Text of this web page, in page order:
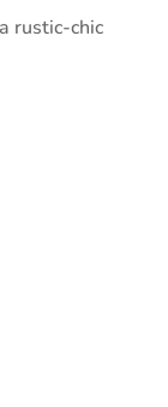
rustic-chic